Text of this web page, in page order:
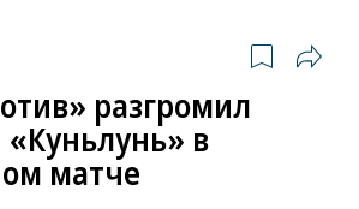
разгромил
в
матче